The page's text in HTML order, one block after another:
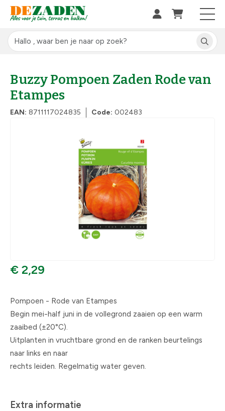
Buzzy Pompoen Zaden Rode van
Etampes
EAN: 8711117024835 Code: 002483
€ 2,29
Pompoen - Rode van Etampes
Begin mei-half juni in de vollegrond zaaien op een warm
zaaibed (±20°C).
Uitplanten in vruchtbare grond en de ranken beurtelings
naar links en naar
rechts leiden. Regelmatig water geven.
Extra informatie